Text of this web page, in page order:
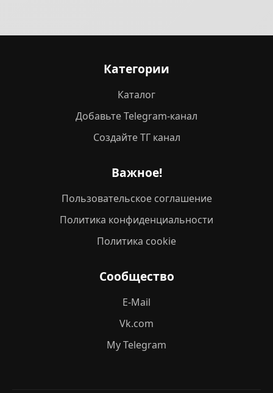
Категории
Каталог
Добавьте Telegram-канал
Создайте ТГ канал
Важное!
Пользовательское соглашение
Политика конфиденциальности
Политика cookie
Сообщество
E-Mail
Vk.com
My Telegram